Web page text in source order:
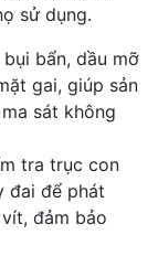
sử dụng.
bẩn, dầu mỡ
gai, giúp sản
sát không
tra trục con
đai để phát
đảm bảo